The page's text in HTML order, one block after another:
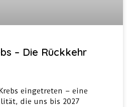
– Die Rückkehr
eingetreten – eine
die uns bis 2027